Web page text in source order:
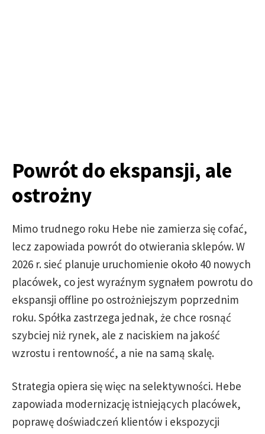
Powrót do ekspansji, ale
ostrożny
Mimo trudnego roku Hebe nie zamierza się cofać,
lecz zapowiada powrót do otwierania sklepów. W
2026 r. sieć planuje uruchomienie około 40 nowych
placówek, co jest wyraźnym sygnałem powrotu do
ekspansji offline po ostrożniejszym poprzednim
roku. Spółka zastrzega jednak, że chce rosnąć
szybciej niż rynek, ale z naciskiem na jakość
wzrostu i rentowność, a nie na samą skalę.
Strategia opiera się więc na selektywności. Hebe
zapowiada modernizację istniejących placówek,
poprawę doświadczeń klientów i ekspozycji